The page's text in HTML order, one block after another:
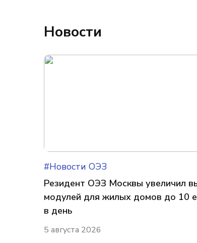
Новости
#Новости ОЭЗ
Резидент ОЭЗ Москвы увеличил
модулей для жилых домов до 10
в день
5 августа 2026